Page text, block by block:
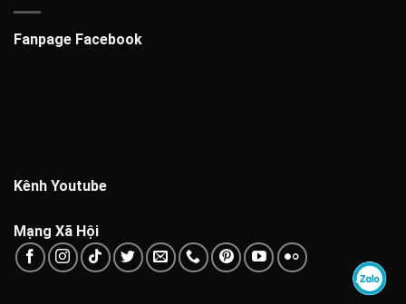
Fanpage Facebook
Kênh Youtube
Mạng Xã Hội